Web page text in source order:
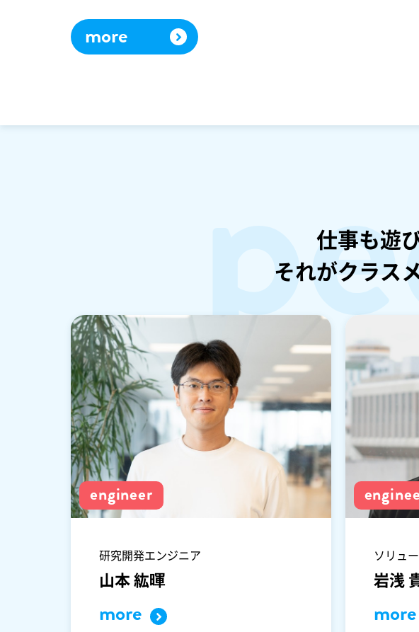
more
仕事も遊
それがクラス
engineer
研究開発エンジニア
山本 紘暉
more
ソリュ
岩浅
more